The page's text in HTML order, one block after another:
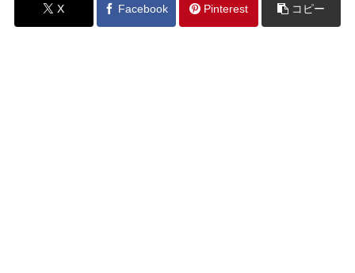
X Facebook Pinterest コピー